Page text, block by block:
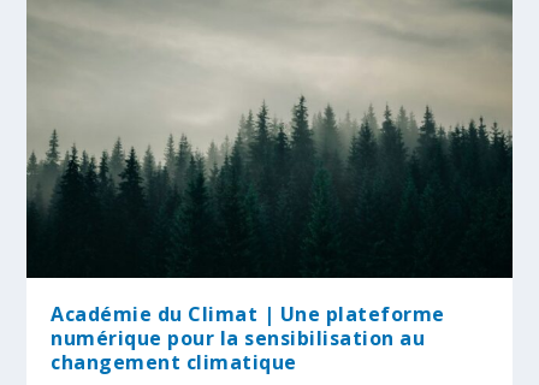
Académie du Climat | Une plateforme
numérique pour la sensibilisation au
changement climatique